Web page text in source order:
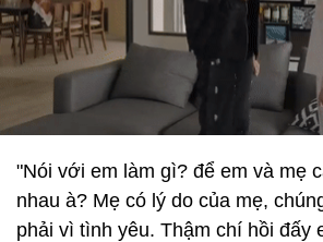
"Nói với em làm gì? để em và mẹ
nhau à? Mẹ có lý do của mẹ,
phải vì tình yêu. Thậm chí hồi đấy